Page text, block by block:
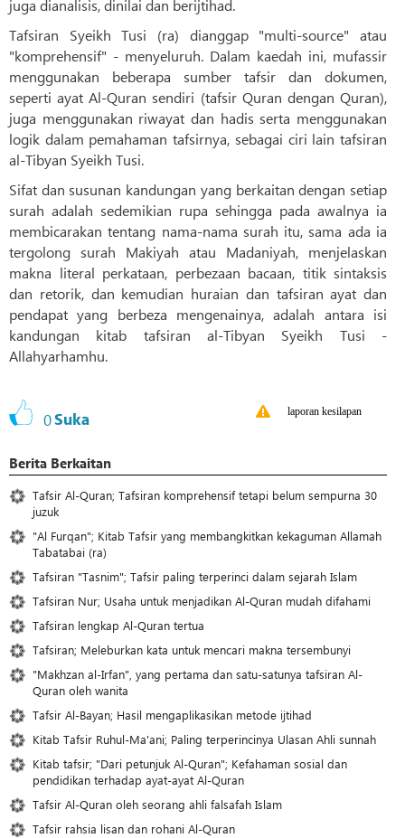
juga dianalisis, dinilai dan berijtihad.
Tafsiran Syeikh Tusi (ra) dianggap "multi-source" atau
"komprehensif" - menyeluruh. Dalam kaedah ini, mufassir
menggunakan beberapa sumber tafsir dan dokumen,
seperti ayat Al-Quran sendiri (tafsir Quran dengan Quran),
juga menggunakan riwayat dan hadis serta menggunakan
logik dalam pemahaman tafsirnya, sebagai ciri lain tafsiran
al-Tibyan Syeikh Tusi.
Sifat dan susunan kandungan yang berkaitan dengan setiap
surah adalah sedemikian rupa sehingga pada awalnya ia
membicarakan tentang nama-nama surah itu, sama ada ia
tergolong surah Makiyah atau Madaniyah, menjelaskan
makna literal perkataan, perbezaan bacaan, titik sintaksis
dan retorik, dan kemudian huraian dan tafsiran ayat dan
pendapat yang berbeza mengenainya, adalah antara isi
kandungan kitab tafsiran al-Tibyan Syeikh Tusi -
Allahyarhamhu.
0Suka laporan kesilapan
Berita Berkaitan
Tafsir Al-Quran; Tafsiran komprehensif tetapi belum sempurna 30
juzuk
"Al Furqan"; Kitab Tafsir yang membangkitkan kekaguman Allamah
Tabatabai (ra)
Tafsiran "Tasnim"; Tafsir paling terperinci dalam sejarah Islam
Tafsiran Nur; Usaha untuk menjadikan Al-Quran mudah difahami
Tafsiran lengkap Al-Quran tertua
Tafsiran; Meleburkan kata untuk mencari makna tersembunyi
"Makhzan al-Irfan", yang pertama dan satu-satunya tafsiran Al-
Quran oleh wanita
Tafsir Al-Bayan; Hasil mengaplikasikan metode ijtihad
Kitab Tafsir Ruhul-Ma'ani; Paling terperincinya Ulasan Ahli sunnah
Kitab tafsir; "Dari petunjuk Al-Quran"; Kefahaman sosial dan
pendidikan terhadap ayat-ayat Al-Quran
Tafsir Al-Quran oleh seorang ahli falsafah Islam
Tafsir rahsia lisan dan rohani Al-Quran